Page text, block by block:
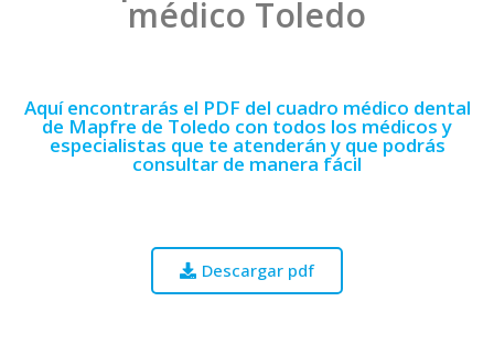
médico Toledo
Aquí encontrarás el PDF del cuadro médico dental
de Mapfre de Toledo con todos los médicos y
especialistas que te atenderán y que podrás
consultar de manera fácil
Descargar pdf